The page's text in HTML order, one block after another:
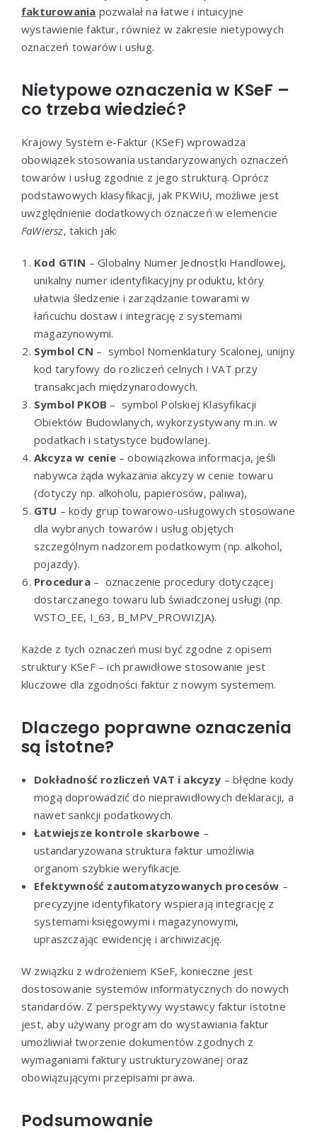
fakturowania pozwalał na łatwe i intuicyjne
wystawienie faktur, również w zakresie nietypowych
oznaczeń towarów i usług.
Nietypowe oznaczenia w KSeF –
co trzeba wiedzieć?
Krajowy System e-Faktur (KSeF) wprowadza
obowiązek stosowania ustandaryzowanych oznaczeń
towarów i usług zgodnie z jego strukturą. Oprócz
podstawowych klasyfikacji, jak PKWiU, możliwe jest
uwzględnienie dodatkowych oznaczeń w elemencie
FaWiersz, takich jak:
Kod GTIN – Globalny Numer Jednostki Handlowej,
unikalny numer identyfikacyjny produktu, który
ułatwia śledzenie i zarządzanie towarami w
łańcuchu dostaw i integrację z systemami
magazynowymi.
Symbol CN – symbol Nomenklatury Scalonej, unijny
kod taryfowy do rozliczeń celnych i VAT przy
transakcjach międzynarodowych.
Symbol PKOB – symbol Polskiej Klasyfikacji
Obiektów Budowlanych, wykorzystywany m.in. w
podatkach i statystyce budowlanej.
Akcyza w cenie– obowiązkowa informacja, jeśli
nabywca żąda wykazania akcyzy w cenie towaru
(dotyczy np. alkoholu, papierosów, paliwa),
GTU – kody grup towarowo-usługowych stosowane
dla wybranych towarów i usług objętych
szczególnym nadzorem podatkowym (np. alkohol,
pojazdy).
Procedura– oznaczenie procedury dotyczącej
dostarczanego towaru lub świadczonej usługi (np.
WSTO_EE, I_63, B_MPV_PROWIZJA).
Każde z tych oznaczeń musi być zgodne z opisem
struktury KSeF – ich prawidłowe stosowanie jest
kluczowe dla zgodności faktur z nowym systemem.
Dlaczego poprawne oznaczenia
są istotne?
Dokładność rozliczeń VAT i akcyzy – błędne kody
mogą doprowadzić do nieprawidłowych deklaracji, a
nawet sankcji podatkowych.
Łatwiejsze kontrole skarbowe –
ustandaryzowana struktura faktur umożliwia
organom szybkie weryfikacje.
Efektywność zautomatyzowanych procesów –
precyzyjne identyfikatory wspierają integrację z
systemami księgowymi i magazynowymi,
upraszczając ewidencję i archiwizację.
W związku z wdrożeniem KSeF, konieczne jest
dostosowanie systemów informatycznych do nowych
standardów. Z perspektywy wystawcy faktur istotne
jest, aby używany program do wystawiania faktur
umożliwiał tworzenie dokumentów zgodnych z
wymaganiami faktury ustrukturyzowanej oraz
obowiązującymi przepisami prawa.
Podsumowanie